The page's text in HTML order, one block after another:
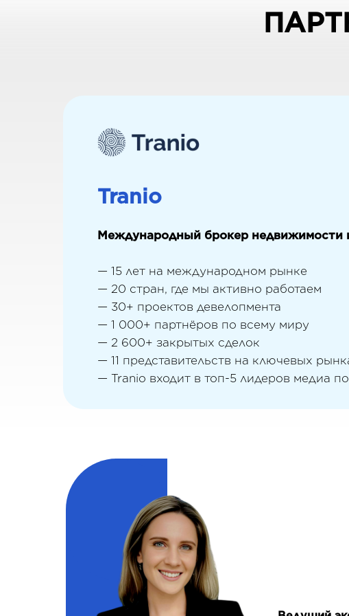
Tranio
Международный брокер недвижимости
— 15 лет на международном рынке
— 20 стран, где мы активно работаем
— 30+ проектов девелопмента
— 1 000+ партнёров по всему миру
— 2 600+ закрытых сделок
— 11 представительств на ключевых
— Tranio входит в топ-5 лидеров медиа